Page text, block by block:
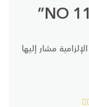
مشار إليها